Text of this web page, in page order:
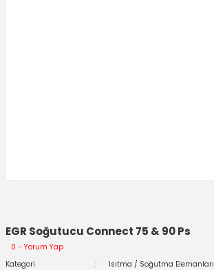
EGR Soğutucu Connect 75 & 90 Ps
0 - Yorum Yap
Kategori
Isıtma / Soğutma Elemanları